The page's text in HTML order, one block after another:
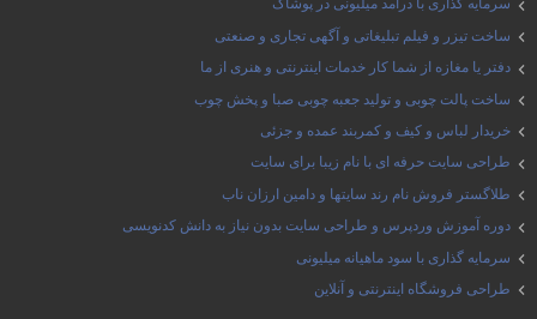
سرمایه گذاری با درآمد میلیونی در پوشاک
ساخت تیزر و فیلم تبلیغاتی و آگهی تجاری و صنعتی
دفتر یا مغازه از شما کار خدمات اینترنتی و هنری از ما
ساخت پالت چوبی و تولید جعبه چوبی صبا و پخش چوب
خریدار لباس و کیف و کمربند عمده و جزئی
طراحی سایت حرفه ای با نام زیبا برای سایت
طلاگستر فروش نام رند سایتها و دامین ارزان ناب
دوره آموزش وردپرس و طراحی سایت بدون نیاز به دانش کدنویسی
سرمایه گذاری با سود ماهیانه میلیونی
طراحی فروشگاه اینترنتی و آنلاین